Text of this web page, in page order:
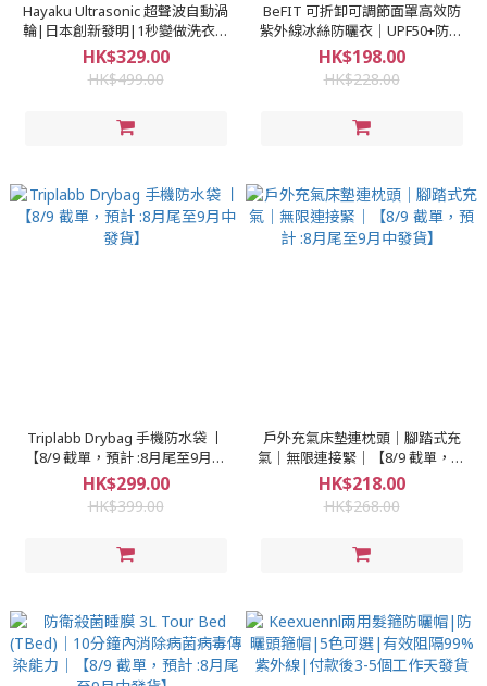
Hayaku Ultrasonic 超聲波自動渦
輪|日本創新發明|1秒變做洗衣機
【8/9 截單，預計 :8月尾至9月中
發貨】】
HK$329.00
HK$499.00
BeFIT 可折卸可調節面罩高效防
紫外線冰絲防曬衣｜UPF50+防曬
丨冰感解熱丨吸濕排汗透氣【8/9
截單，預計 :8月尾至9月中發
貨】】
HK$198.00
HK$228.00
Triplabb Drybag 手機防水袋 丨
【8/9 截單，預計 :8月尾至9月中
發貨】
HK$299.00
HK$399.00
戶外充氣床墊連枕頭｜腳踏式充
氣｜無限連接緊｜【8/9 截單，預
計 :8月尾至9月中發貨】
HK$218.00
HK$268.00